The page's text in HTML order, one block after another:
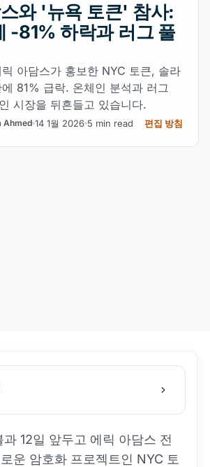
와 '뉴욕 토큰' 참사:
-81% 하락과 러그 풀
아담스가 홍보한 NYC 토큰, 솔라
81% 급락. 온체인 분석과 러그
시장을 뒤흔들고 있습니다.
Ahmed 14 1월 2026 5 min read 편집 방침
12일 앞두고 에릭 아담스 전
운 암호화 프로젝트인 NYC 토